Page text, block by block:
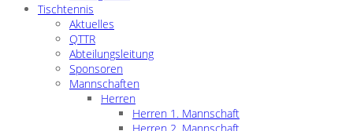
Tischtennis
Aktuelles
QTTR
Abteilungsleitung
Sponsoren
Mannschaften
Herren
Herren 1. Mannschaft